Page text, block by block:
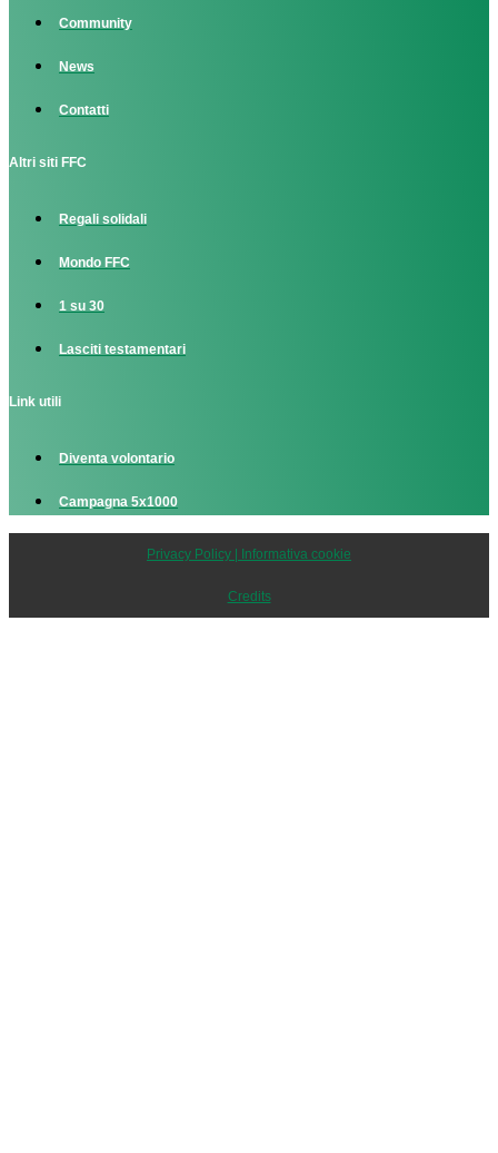
Community
News
Contatti
Altri siti FFC
Regali solidali
Mondo FFC
1 su 30
Lasciti testamentari
Link utili
Diventa volontario
Campagna 5x1000
Privacy Policy | Informativa cookie
Credits